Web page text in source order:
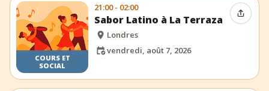
COURS ET
SOCIAL
21:00 - 02:00
Sabor Latino à La Terraza
Londres
vendredi, août 7, 2026